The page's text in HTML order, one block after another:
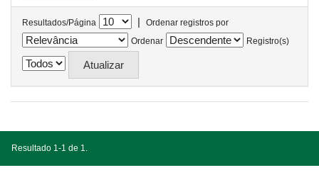
Resultados/Página |
Ordenar registros por
Ordenar
Registro(s)
Resultado 1-1 de 1.